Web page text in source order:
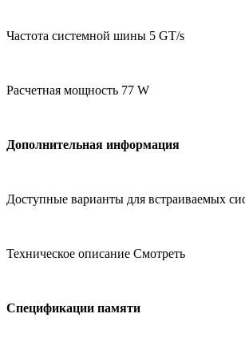
Частота системной шины 5 GT/s
Расчетная мощность 77 W
Дополнительная информация
Доступные варианты для встраиваемых
Техническое описание Смотреть
Спецификации памяти